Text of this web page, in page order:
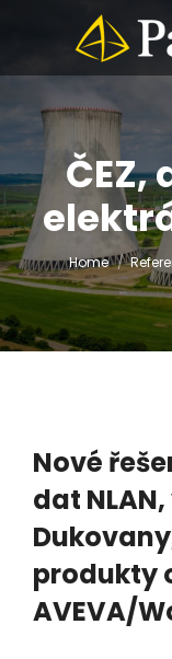
ČEZ,
Home
Nové
dat
produkty
AVEVA/